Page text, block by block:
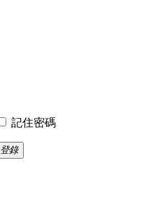
記住密碼
登錄